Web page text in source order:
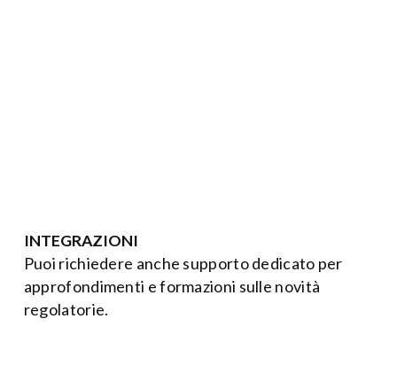
INTEGRAZIONI
Puoi richiedere anche supporto dedicato per
approfondimenti e formazioni sulle novità
regolatorie.